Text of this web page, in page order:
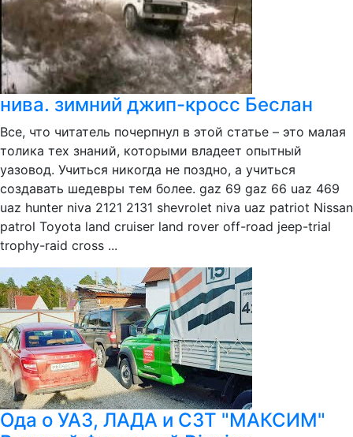
нива. зимний джип-кросс Беслан
Все, что читатель почерпнул в этой статье – это малая
толика тех знаний, которыми владеет опытный
уазовод. Учиться никогда не поздно, а учиться
создавать шедевры тем более. gaz 69 gaz 66 uaz 469
uaz hunter niva 2121 2131 shevrolet niva uaz patriot Nissan
patrol Toyota land cruiser land rover off-road jeep-trial
trophy-raid cross ...
Ода о УАЗ, ЛАДА и СЗТ "МАКСИМ"